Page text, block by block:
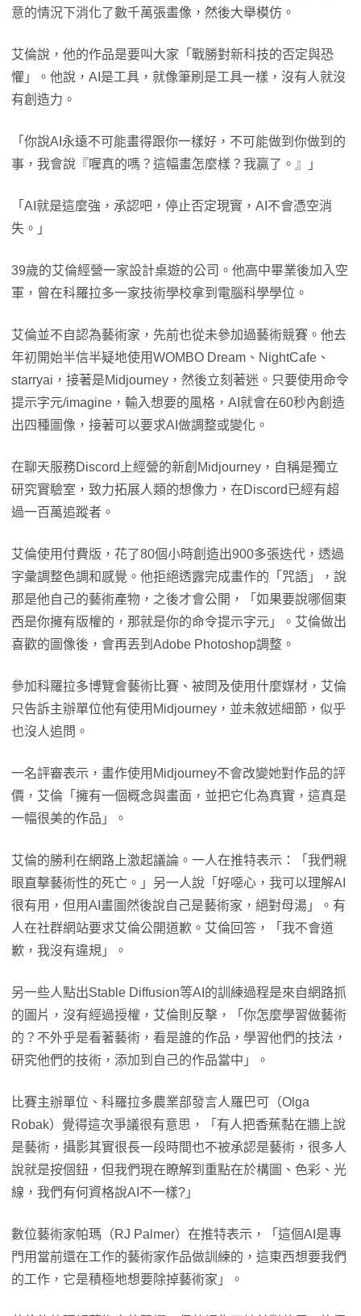
意的情況下消化了數千萬張畫像，然後大舉模仿。
艾倫說，他的作品是要叫大家「戰勝對新科技的否定與恐
懼」。他說，AI是工具，就像筆刷是工具一樣，沒有人就沒
有創造力。
「你說AI永遠不可能畫得跟你一樣好，不可能做到你做到的
事，我會說『喔真的嗎？這幅畫怎麼樣？我贏了。』」
「AI就是這麼強，承認吧，停止否定現實，AI不會憑空消
失。」
39歲的艾倫經營一家設計桌遊的公司。他高中畢業後加入空
軍，曾在科羅拉多一家技術學校拿到電腦科學學位。
艾倫並不自認為藝術家，先前也從未參加過藝術競賽。他去
年初開始半信半疑地使用WOMBO Dream、NightCafe、
starryai，接著是Midjourney，然後立刻著迷。只要使用命令
提示字元/imagine，輸入想要的風格，AI就會在60秒內創造
出四種圖像，接著可以要求AI做調整或變化。
在聊天服務Discord上經營的新創Midjourney，自稱是獨立
研究實驗室，致力拓展人類的想像力，在Discord已經有超
過一百萬追蹤者。
艾倫使用付費版，花了80個小時創造出900多張迭代，透過
字彙調整色調和感覺。他拒絕透露完成畫作的「咒語」，說
那是他自己的藝術產物，之後才會公開，「如果要說哪個東
西是你擁有版權的，那就是你的命令提示字元」。艾倫做出
喜歡的圖像後，會再丟到Adobe Photoshop調整。
參加科羅拉多博覽會藝術比賽、被問及使用什麼媒材，艾倫
只告訴主辦單位他有使用Midjourney，並未敘述細節，似乎
也沒人追問。
一名評審表示，畫作使用Midjourney不會改變她對作品的評
價，艾倫「擁有一個概念與畫面，並把它化為真實，這真是
一幅很美的作品」。
艾倫的勝利在網路上激起議論。一人在推特表示：「我們親
眼直擊藝術性的死亡。」另一人說「好噁心，我可以理解AI
很有用，但用AI畫圖然後說自己是藝術家，絕對母湯」。有
人在社群網站要求艾倫公開道歉。艾倫回答，「我不會道
歉，我沒有違規」。
另一些人點出Stable Diffusion等AI的訓練過程是來自網路抓
的圖片，沒有經過授權，艾倫則反擊，「你怎麼學習做藝術
的？不外乎是看著藝術，看是誰的作品，學習他們的技法，
研究他們的技術，添加到自己的作品當中」。
比賽主辦單位、科羅拉多農業部發言人羅巴可（Olga
Robak）覺得這次爭議很有意思，「有人把香蕉黏在牆上說
是藝術，攝影其實很長一段時間也不被承認是藝術，很多人
說就是按個鈕，但我們現在瞭解到重點在於構圖、色彩、光
線，我們有何資格說AI不一樣?」
數位藝術家帕瑪（RJ Palmer）在推特表示，「這個AI是專
門用當前還在工作的藝術家作品做訓練的，這東西想要我們
的工作，它是積極地想要除掉藝術家」。